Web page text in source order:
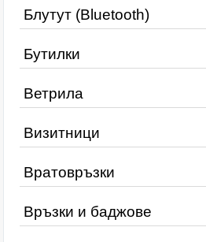
Блутут (Bluetooth)
Бутилки
Ветрила
Визитници
Вратовръзки
Връзки и баджове